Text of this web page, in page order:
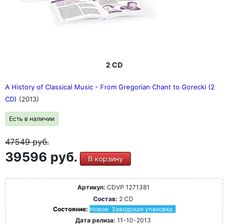
2 CD
A History of Classical Music - From Gregorian Chant to Gorecki (2
CD) (2013)
Есть в наличии
47549руб.
39596 руб. В корзину
Артикул: CDVP 1271381
Состав: 2 CD
Состояние: Новое. Заводская упаковка.
Дата релиза: 11-10-2013